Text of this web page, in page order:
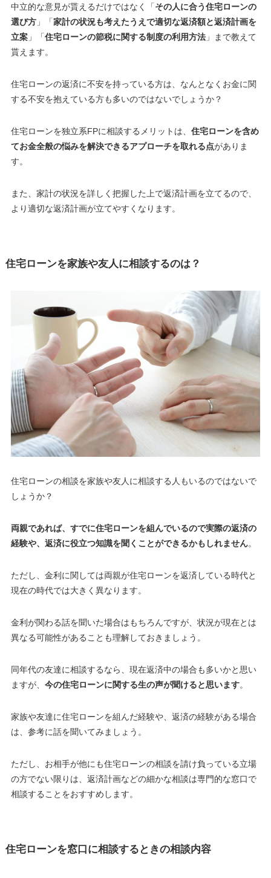
中立的な意見が貰えるだけではなく「その人に合う住宅ローンの
選び方」「家計の状況も考えたうえで適切な返済額と返済計画を
立案」「住宅ローンの節税に関する制度の利用方法」まで教えて
貰えます。
住宅ローンの返済に不安を持っている方は、 なんとなくお金に関
する不安を抱えている方も多いのではないでしょうか？
住宅ローンを独立系FPに相談するメリットは、 住宅ローンを含め
てお金全般の悩みを解決できるアプローチを取れる点がありま
す。
また、家計の状況を詳しく把握した上で返済計画を立てるので、
より適切な返済計画が立てやすくなります。
住宅ローンを家族や友人に相談するのは？
住宅ローンの相談を家族や友人に相談する人もいるのではないで
しょうか？
両親であれば、すでに住宅ローンを組んでいるので実際の返済の
経験や、返済に役立つ知識を聞くことができるかもしれません。
ただし、金利に関しては両親が住宅ローンを返済している時代と
現在の時代では大きく異なります。
金利が関わる話を聞いた場合はもちろんですが、状況が現在とは
異なる可能性があることも理解しておきましょう。
同年代の友達に相談するなら、現在返済中の場合も多いかと思い
ますが、 今の住宅ローンに関する生の声が聞けると思います。
家族や友達に住宅ローンを組んだ経験や、返済の経験がある場合
は、参考に話を聞いてみましょう。
ただし、お相手が他にも住宅ローンの相談を請け負っている立場
の方でない限りは、返済計画などの細かな相談は専門的な窓口で
相談することをおすすめします。
住宅ローンを窓口に相談するときの相談内容